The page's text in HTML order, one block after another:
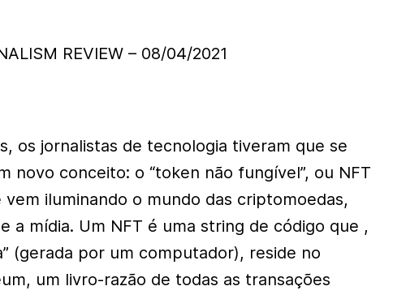
REVIEW – 08/04/2021
os jornalistas de tecnologia tiveram que se
novo conceito: o “token não fungível”, ou NFT
iluminando o mundo das criptomoedas,
a mídia. Um NFT é uma string de código que ,
(gerada por um computador), reside no
um livro-razão de todas as transações